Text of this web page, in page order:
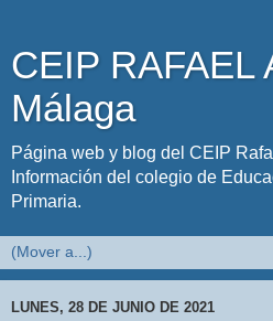
CEIP RAFAEL
Málaga
Página web y blog del CEIP
Información del colegio de
Primaria.
LUNES, 28 DE JUNIO DE 2021